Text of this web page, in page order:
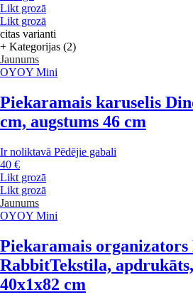
Likt grozā
Likt grozā
citas varianti
+ Kategorijas (2)
Jaunums
OYOY Mini
Piekaramais karuselis
cm, augstums 46 cm
Ir noliktavā Pēdējie gabali
40 €
Likt grozā
Likt grozā
Jaunums
OYOY Mini
Piekaramais
RabbitTekstila,
40x1x82 cm